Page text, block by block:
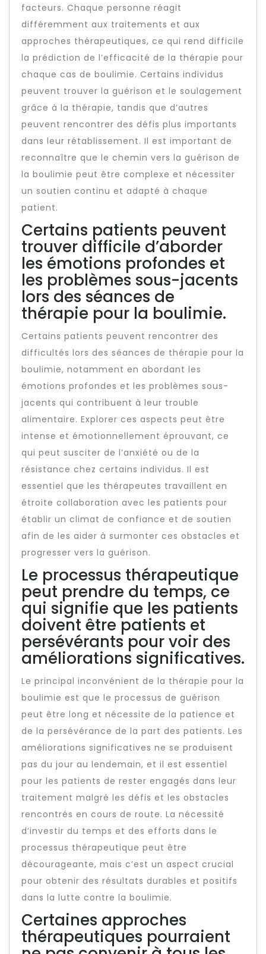
facteurs. Chaque personne réagit
différemment aux traitements et aux
approches thérapeutiques, ce qui rend difficile
la prédiction de l’efficacité de la thérapie pour
chaque cas de boulimie. Certains individus
peuvent trouver la guérison et le soulagement
grâce à la thérapie, tandis que d’autres
peuvent rencontrer des défis plus importants
dans leur rétablissement. Il est important de
reconnaître que le chemin vers la guérison de
la boulimie peut être complexe et nécessiter
un soutien continu et adapté à chaque
patient.
Certains patients peuvent
trouver difficile d’aborder
les émotions profondes et
les problèmes sous-jacents
lors des séances de
thérapie pour la boulimie.
Certains patients peuvent rencontrer des
difficultés lors des séances de thérapie pour la
boulimie, notamment en abordant les
émotions profondes et les problèmes sous-
jacents qui contribuent à leur trouble
alimentaire. Explorer ces aspects peut être
intense et émotionnellement éprouvant, ce
qui peut susciter de l’anxiété ou de la
résistance chez certains individus. Il est
essentiel que les thérapeutes travaillent en
étroite collaboration avec les patients pour
établir un climat de confiance et de soutien
afin de les aider à surmonter ces obstacles et
progresser vers la guérison.
Le processus thérapeutique
peut prendre du temps, ce
qui signifie que les patients
doivent être patients et
persévérants pour voir des
améliorations significatives.
Le principal inconvénient de la thérapie pour la
boulimie est que le processus de guérison
peut être long et nécessite de la patience et
de la persévérance de la part des patients. Les
améliorations significatives ne se produisent
pas du jour au lendemain, et il est essentiel
pour les patients de rester engagés dans leur
traitement malgré les défis et les obstacles
rencontrés en cours de route. La nécessité
d’investir du temps et des efforts dans le
processus thérapeutique peut être
décourageante, mais c’est un aspect crucial
pour obtenir des résultats durables et positifs
dans la lutte contre la boulimie.
Certaines approches
thérapeutiques pourraient